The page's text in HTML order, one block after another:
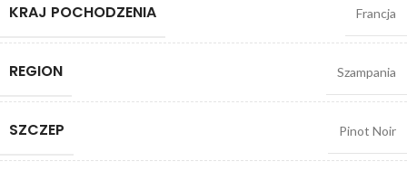
KRAJ POCHODZENIA Francja
REGION Szampania
SZCZEP Pinot Noir